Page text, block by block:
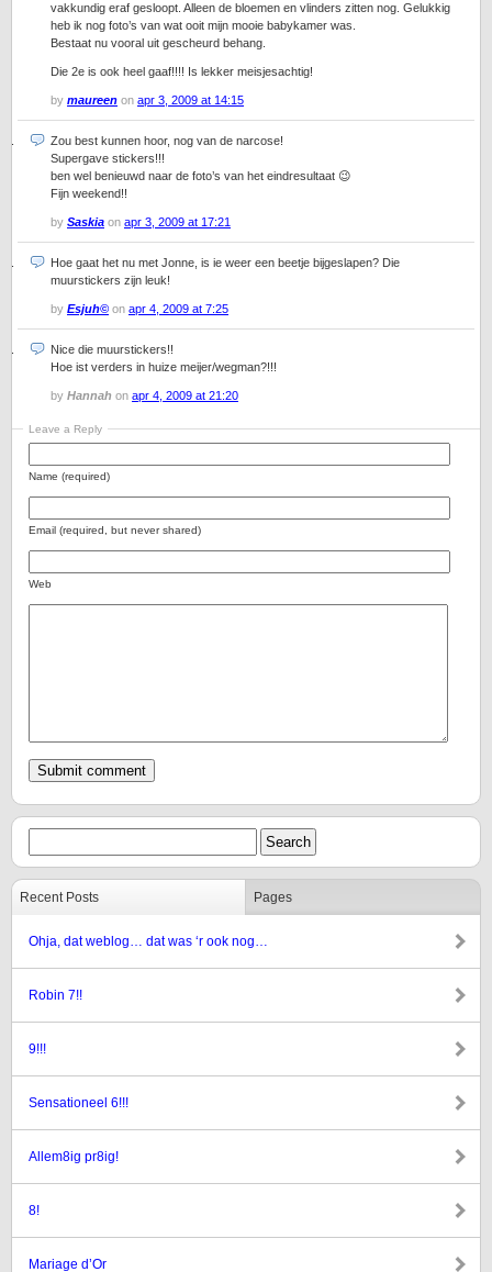
vakkundig eraf gesloopt. Alleen de bloemen en vlinders zitten nog. Gelukkig
heb ik nog foto’s van wat ooit mijn mooie babykamer was.
Bestaat nu vooral uit gescheurd behang.
Die 2e is ook heel gaaf!!!! Is lekker meisjesachtig!
by maureen on apr 3, 2009 at 14:15
Zou best kunnen hoor, nog van de narcose!
Supergave stickers!!!
ben wel benieuwd naar de foto’s van het eindresultaat 😉
Fijn weekend!!
by Saskia on apr 3, 2009 at 17:21
Hoe gaat het nu met Jonne, is ie weer een beetje bijgeslapen? Die
muurstickers zijn leuk!
by Esjuh© on apr 4, 2009 at 7:25
Nice die muurstickers!!
Hoe ist verders in huize meijer/wegman?!!!
by Hannah on apr 4, 2009 at 21:20
Leave a Reply
Name (required)
Email (required, but never shared)
Web
Recent Posts Pages
Ohja, dat weblog… dat was ‘r ook nog…
Robin 7!!
9!!!
Sensationeel 6!!!
Allem8ig pr8ig!
8!
Mariage d’Or